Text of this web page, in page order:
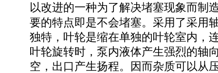
以改进的一种为了解决堵塞现象而制
要的特点即是不会堵塞。采用了采用
独特，叶轮是缩在单独的叶轮室内，
叶轮旋转时，泵内液体产生强烈的轴
空，出口产生扬程。因而杂质可以从